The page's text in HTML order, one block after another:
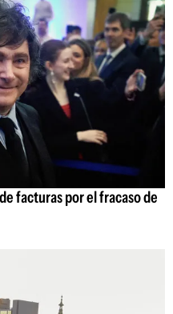
facturas por el fracaso de